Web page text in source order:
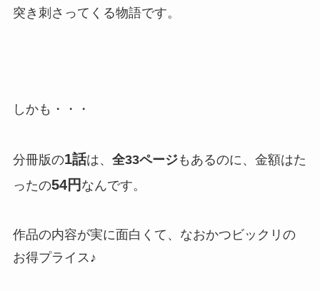
突き刺さってくる物語です。
しかも・・・
分冊版の1話は、 全33ページもあるのに、金額はた
ったの54円 なんです。
作品の内容が実に面白くて、なおかつビックリの
お得プライス♪